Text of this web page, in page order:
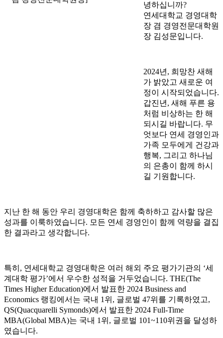
녕하십니까?
연세대학교 경영대학
장 겸 경영전문대학원
장 김성문입니다.
2024년, 희망찬 새해
가 밝았고 새로운 여
정이 시작되었습니다.
갑진년, 새해 푸른 용
처럼 비상하는 한 해
되시길 바랍니다. 무
엇보다 연세 경영인과
가족 모두에게 건강과
행복, 그리고 하나님
의 은총이 함께 하시
길 기원합니다.
지난 한 해 동안 우리 경영대학은 함께 축하하고 감사할 많은
성과를 이룩하였습니다. 모든 연세 경영인이 함께 역량을 결집
한 결과라고 생각합니다.
특히, 연세대학교 경영대학은 여러 해외 주요 평가기관의 ‘세
계대학 평가’에서 우수한 성적을 거두었습니다. THE(The
Times Higher Education)에서 발표한 2024 Business and
Economics 랭킹에서는 국내 1위, 글로벌 47위를 기록하였고,
QS(Quacquarelli Symonds)에서 발표한 2024 Full-Time
MBA(Global MBA)는 국내 1위, 글로벌 101~110위권을 달성하
였습니다.